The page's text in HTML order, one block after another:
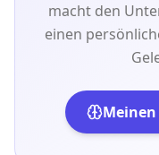
macht den
einen